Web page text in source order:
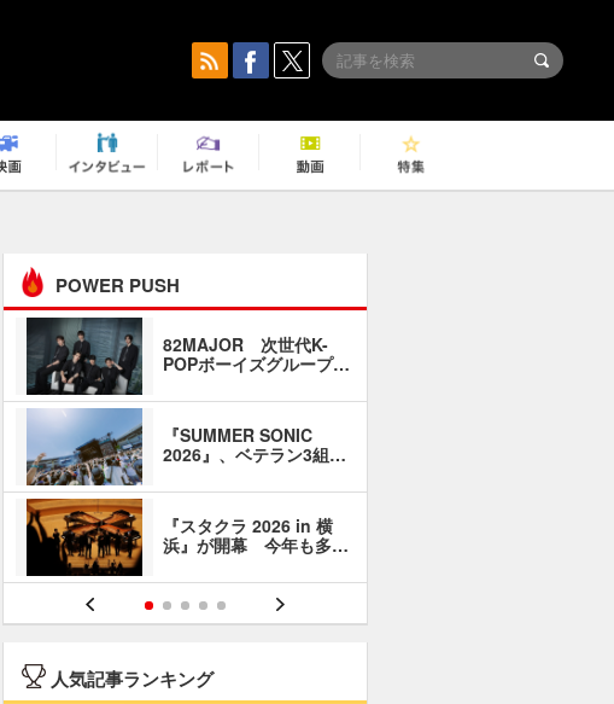
POWER PUSH
82MAJOR 次世代K-
POPボーイズグループ…
『SUMMER SONIC
2026』、ベテラン3組…
『スタクラ 2026 in 横
浜』が開幕 今年も多…
人気記事ランキング